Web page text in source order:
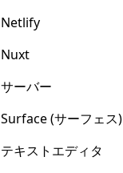
Netlify
Nuxt
サーバー
Surface (サーフェス)
テキストエディタ